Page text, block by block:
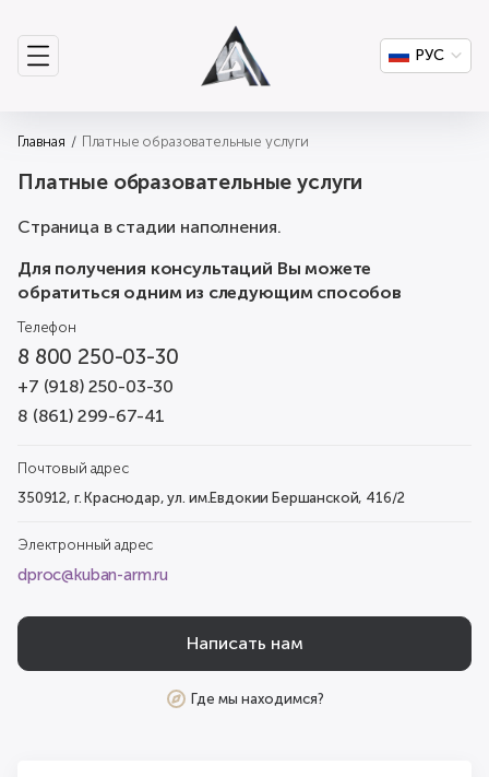
РУС
Главная Платные образовательные услуги
Платные образовательные услуги
Страница в стадии наполнения.
Для получения консультаций Вы можете
обратиться одним из следующим способов
Телефон
8 800 250-03-30
+7 (918) 250-03-30
8 (861) 299-67-41
Почтовый адрес
350912, г. Краснодар, ул. им.Евдокии Бершанской, 416/2
Электронный адрес
dproc@kuban-arm.ru
Написать нам
Где мы находимся?